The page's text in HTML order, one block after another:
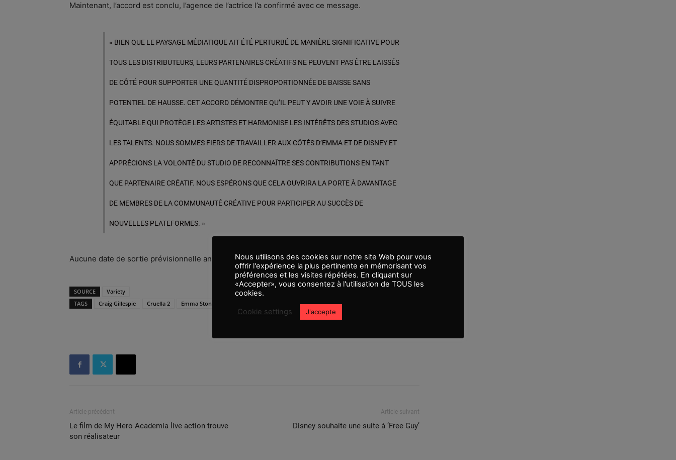
Maintenant, l’accord est conclu, l’agence de l’actrice l’a confirmé avec ce message.
« BIEN QUE LE PAYSAGE MÉDIATIQUE AIT ÉTÉ PERTURBÉ DE MANIÈRE SIGNIFICATIVE POUR
TOUS LES DISTRIBUTEURS, LEURS PARTENAIRES CRÉATIFS NE PEUVENT PAS ÊTRE LAISSÉS
DE CÔTÉ POUR SUPPORTER UNE QUANTITÉ DISPROPORTIONNÉE DE BAISSE SANS
POTENTIEL DE HAUSSE. CET ACCORD DÉMONTRE QU’IL PEUT Y AVOIR UNE VOIE À SUIVRE
ÉQUITABLE QUI PROTÈGE LES ARTISTES ET HARMONISE LES INTÉRÊTS DES STUDIOS AVEC
LES TALENTS. NOUS SOMMES FIERS DE TRAVAILLER AUX CÔTÉS D’EMMA ET DE DISNEY ET
APPRÉCIONS LA VOLONTÉ DU STUDIO DE RECONNAÎTRE SES CONTRIBUTIONS EN TANT
QUE PARTENAIRE CRÉATIF. NOUS ESPÉRONS QUE CELA OUVRIRA LA PORTE À DAVANTAGE
DE MEMBRES DE LA COMMUNAUTÉ CRÉATIVE POUR PARTICIPER AU SUCCÈS DE
NOUVELLES PLATEFORMES. »
Aucune date de sortie prévisionnelle annoncée ou des détails sur cette suite.
SOURCE
Variety
TAGS
Craig Gillespie Cruella 2 Emma Stone
Article précédent
Le film de My Hero Academia live action trouve
son réalisateur
Article suivant
Disney souhaite une suite à ‘Free Guy’
Nous utilisons des cookies sur notre site Web pour vous
offrir l'expérience la plus pertinente en mémorisant vos
préférences et les visites répétées. En cliquant sur
«Accepter», vous consentez à l'utilisation de TOUS les
cookies.
Cookie settings J'accepte